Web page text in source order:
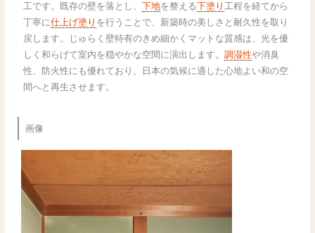
工です。既存の壁を落とし、 下地を整える下塗り 工程を経てから
丁寧に仕上げ塗り を行うことで、新築時の美しさと耐久性を取り
戻します。じゅらく壁特有のきめ細かくマットな質感は、光を優
しく和らげて室内を穏やかな空間に演出します。 調湿性や消臭
性、防火性にも優れており、日本の気候に適した心地よい和の空
間へと再生させます。
画像